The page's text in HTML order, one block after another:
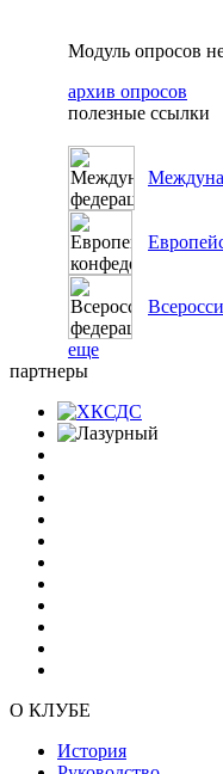
Модуль опросов
архив опросов
полезные ссылки
еще
партнеры
О КЛУБЕ
История